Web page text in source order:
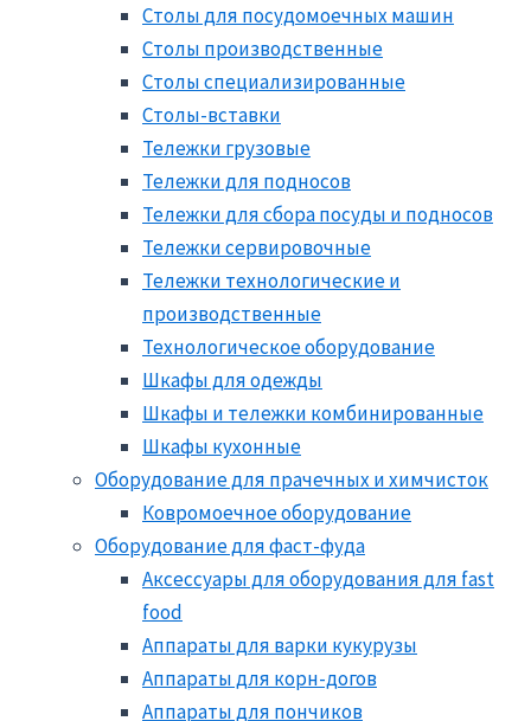
Столы для посудомоечных машин
Столы производственные
Столы специализированные
Столы-вставки
Тележки грузовые
Тележки для подносов
Тележки для сбора посуды и подносов
Тележки сервировочные
Тележки технологические и
производственные
Технологическое оборудование
Шкафы для одежды
Шкафы и тележки комбинированные
Шкафы кухонные
Оборудование для прачечных и химчисток
Ковромоечное оборудование
Оборудование для фаст-фуда
Аксессуары для оборудования для fast
food
Аппараты для варки кукурузы
Аппараты для корн-догов
Аппараты для пончиков